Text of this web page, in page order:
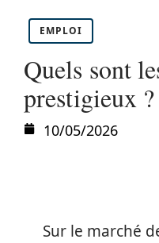
EMPLOI
Quels sont
prestigieux ?
10/05/2026
Sur le marché